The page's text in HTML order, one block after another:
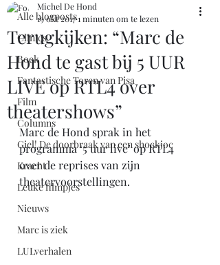
Alle blogposts
Clinics
Boek
Fantastische Toren van Pisa
Film
Columns
Giel! De doorbraak van een shockjoc
Kracht
Leuke filmpjes
Nieuws
Marc is ziek
LULverhalen
Terugkijken: “Marc de
Hond te gast bij 5 UUR
LIVE op RTL4 over
theatershows”
Michel De Hond
19 okt 20171 minuten om te lezen
Marc de Hond sprak in het
programma ‘5 uur live’ op RTL4
over de reprises van zijn
theatervoorstellingen.